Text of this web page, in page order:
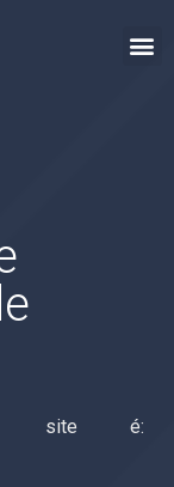
site é: